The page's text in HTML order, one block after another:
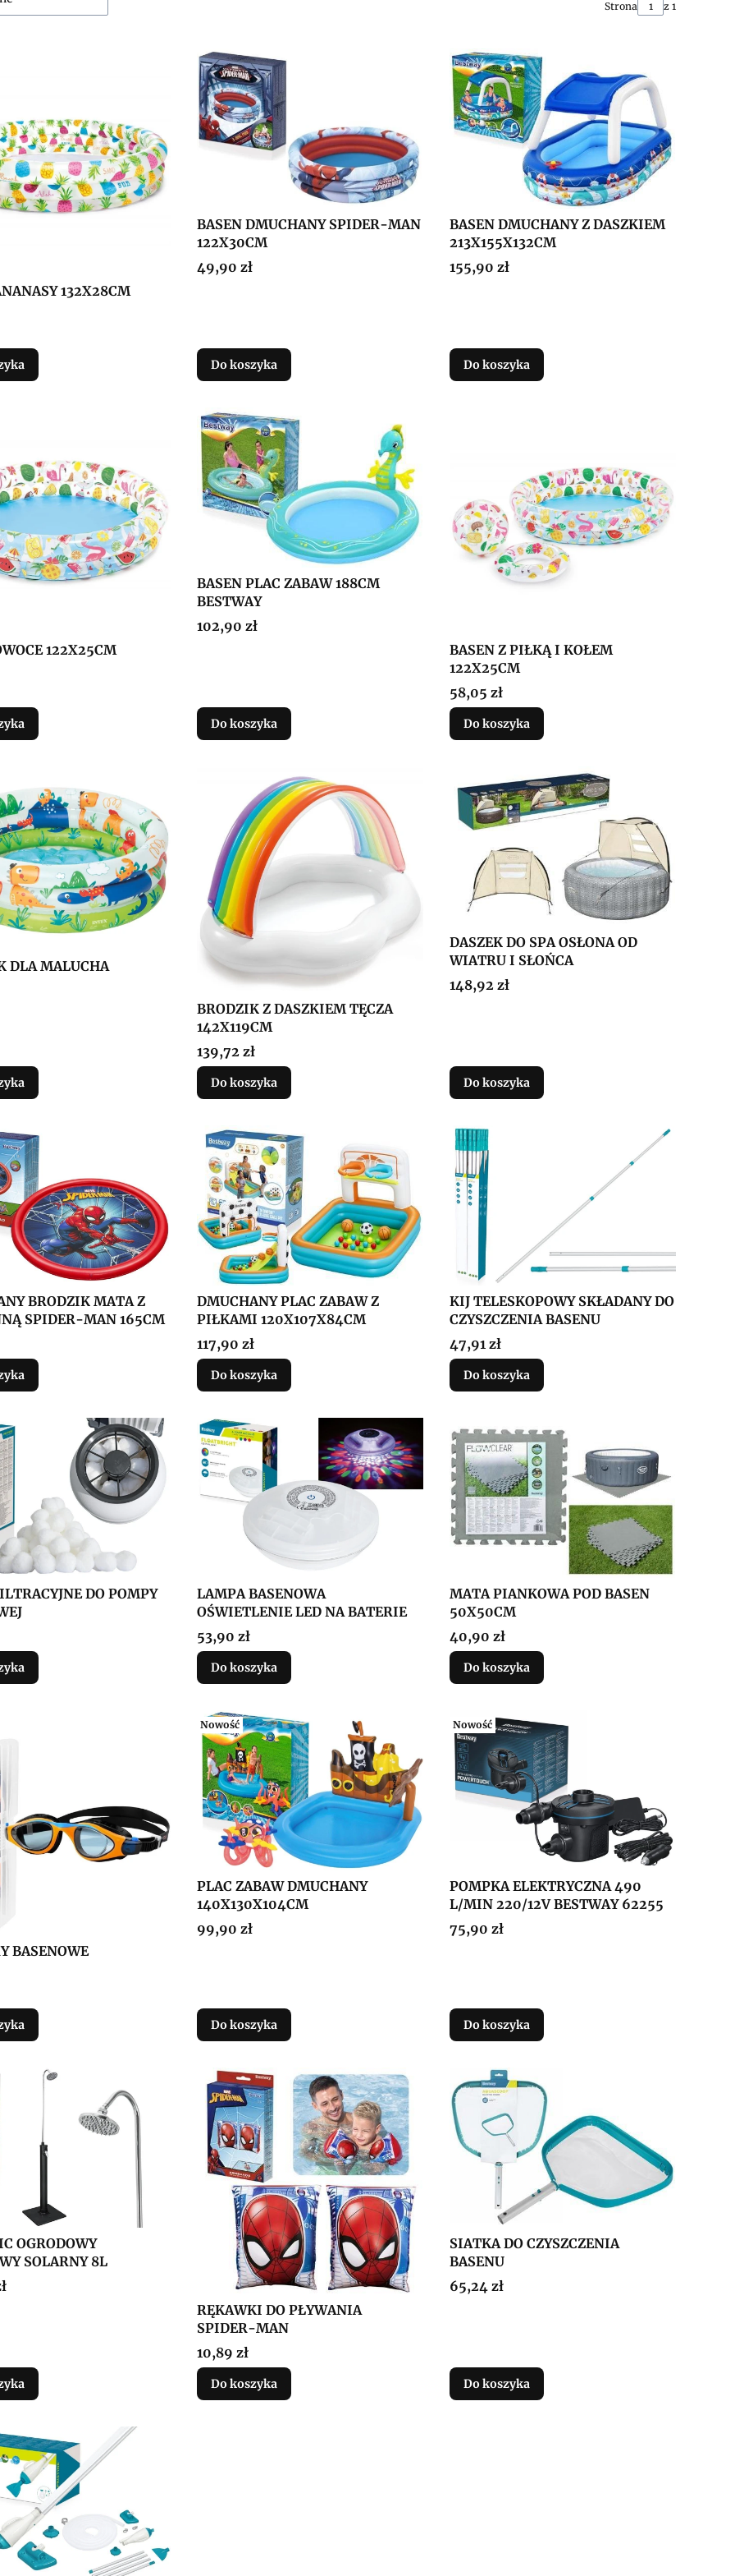
Strona z 1
132X28CM
BASEN DMUCHANY SPIDER-MAN
122X30CM
Cena
49,90 zł
Do koszyka
BASEN DMUCHANY Z DASZKIEM
213X155X132CM
Cena
155,90 zł
Do koszyka
122X25CM
BASEN PLAC ZABAW 188CM
BESTWAY
Cena
102,90 zł
Do koszyka
BASEN Z PIŁKĄ I KOŁEM
122X25CM
Cena
58,05 zł
Do koszyka
DLA MALUCHA
BRODZIK Z DASZKIEM TĘCZA
142X119CM
Cena
139,72 zł
Do koszyka
DASZEK DO SPA OSŁONA OD
WIATRU I SŁOŃCA
Cena
148,92 zł
Do koszyka
BRODZIK MATA Z
SPIDER-MAN 165CM
DMUCHANY PLAC ZABAW Z
PIŁKAMI 120X107X84CM
Cena
117,90 zł
Do koszyka
KIJ TELESKOPOWY SKŁADANY DO
CZYSZCZENIA BASENU
Cena
47,91 zł
Do koszyka
DO POMPY
LAMPA BASENOWA
OŚWIETLENIE LED NA BATERIE
Cena
53,90 zł
Do koszyka
MATA PIANKOWA POD BASEN
50X50CM
Cena
40,90 zł
Do koszyka
BASENOWE
Nowość
PLAC ZABAW DMUCHANY
140X130X104CM
Cena
99,90 zł
Do koszyka
Nowość
POMPKA ELEKTRYCZNA 490
L/MIN 220/12V BESTWAY 62255
Cena
75,90 zł
Do koszyka
OGRODOWY
SOLARNY 8L
RĘKAWKI DO PŁYWANIA
SPIDER-MAN
Cena
10,89 zł
Do koszyka
SIATKA DO CZYSZCZENIA
BASENU
Cena
65,24 zł
Do koszyka